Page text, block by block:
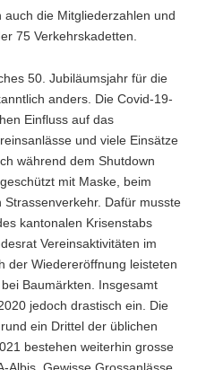
die Mitgliederzahlen und
75 Verkehrskadetten.
50. Jubiläumsjahr für die
anders. Die Covid-19-
Einfluss auf das
und viele Einsätze
während dem Shutdown
mit Maske, beim
Dafür musste
kantonalen Krisenstabs
Vereinsaktivitäten im
der Wiedereröffnung leisteten
Baumärkten. Insgesamt
jedoch drastisch ein. Die
ein Drittel der üblichen
bestehen weiterhin grosse
Albis. Gewisse Grossanlässe